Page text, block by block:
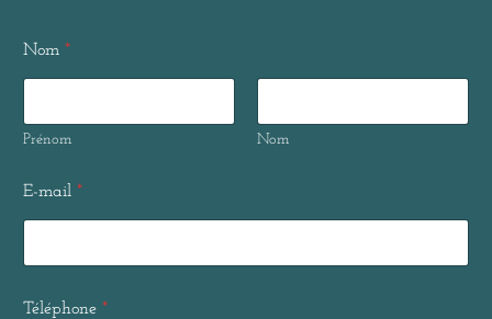
Nom *
Prénom Nom
E-mail *
Téléphone *